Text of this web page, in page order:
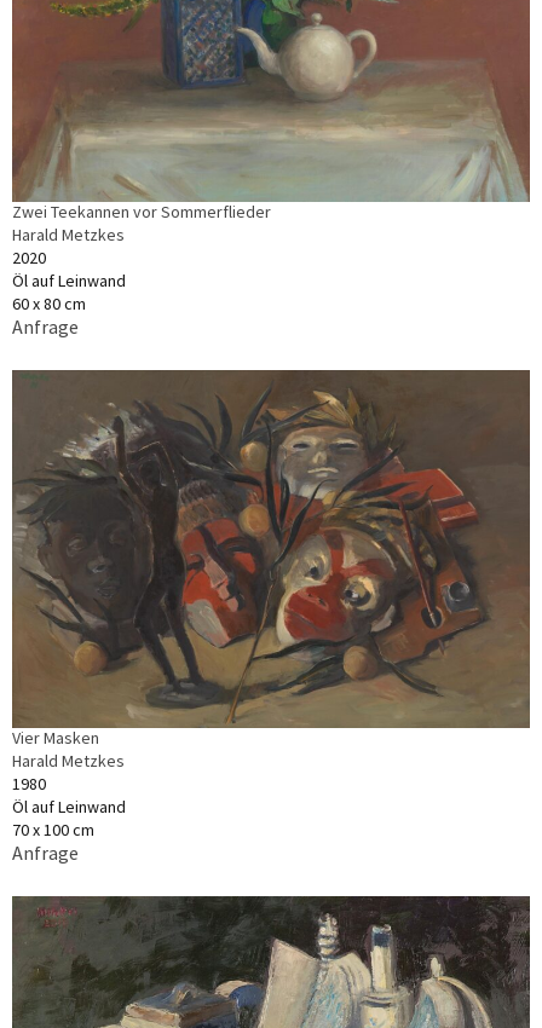
Zwei Teekannen vor Sommerflieder
Harald Metzkes
2020
Öl auf Leinwand
60 x 80 cm
Anfrage
Vier Masken
Harald Metzkes
1980
Öl auf Leinwand
70 x 100 cm
Anfrage